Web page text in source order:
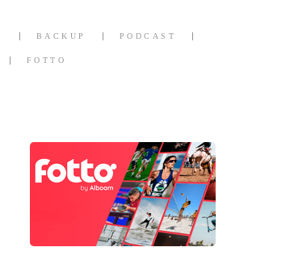
BACKUP PODCAST
FOTTO